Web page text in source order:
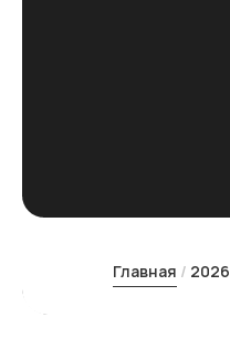
Главная 2026